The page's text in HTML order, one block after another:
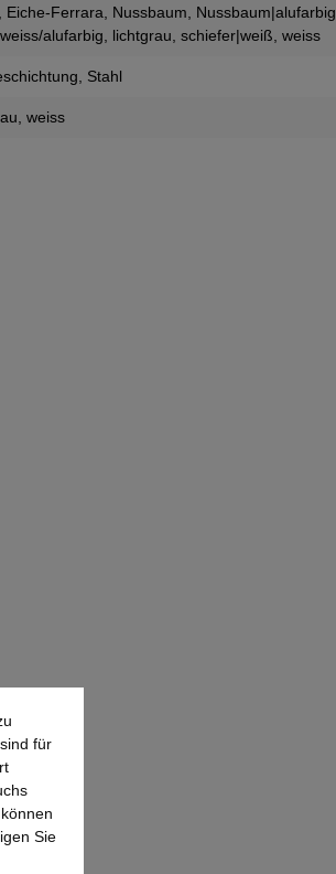
, Eiche-Ferrara, Nussbaum, Nussbaum|alufarbig
alufarbig, lichtgrau, schiefer|weiß, weiss
, Stahl
, weiss
für
Sie